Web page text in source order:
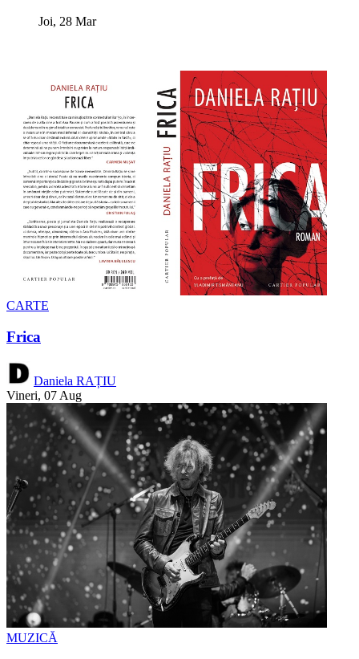
Joi, 28 Mar
CARTE
Frica
Daniela RAȚIU
Vineri, 07 Aug
MUZICĂ